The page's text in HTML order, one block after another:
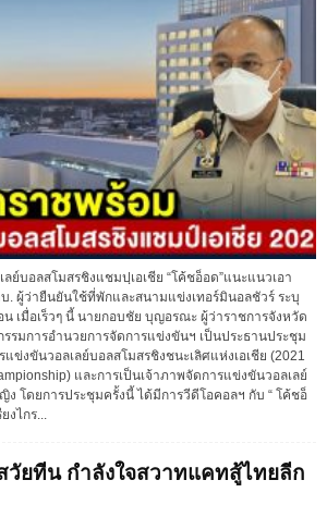
ย์บอลสโมสรชิงแชมปฺเอเชีย “โค้ชอ็อด”แนะแนวเอา
. ผู้ว่ายืนยันใช้ที่พักและสนามแข่งเทอร์มินอลชัวร์ ระบุ
เมื่อเร็วๆ นี้ นายกอบชัย บุญอรณะ ผู้ว่าราชการจังหวัด
รมการอำนวยการจัดการแข่งขันฯ เป็นประธานประชุม
ข่งขันวอลเลย์บอลสโมสรชิงชนะเลิศแห่งเอเชีย (2021
และการเป็นเจ้าภาพจัดการแข่งขันวอลเลย์
ง โดยการประชุมครั้งนี้ ได้มีการวีดีโอคอลฯ กับ “ โค้ชอ็
ไกร...
สวัยทีน กำลังใจสวาทแคทสู้ไทยลีก